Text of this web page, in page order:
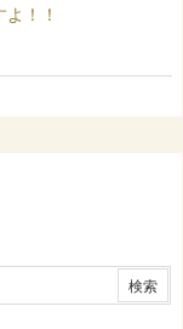
！！